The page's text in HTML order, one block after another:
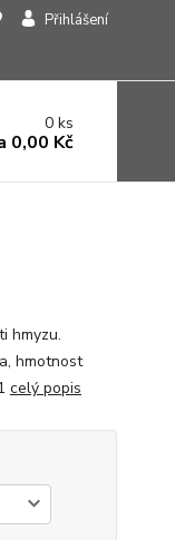
Přihlášení
0ks
0,00 Kč
hmyzu.
hmotnost
celý popis